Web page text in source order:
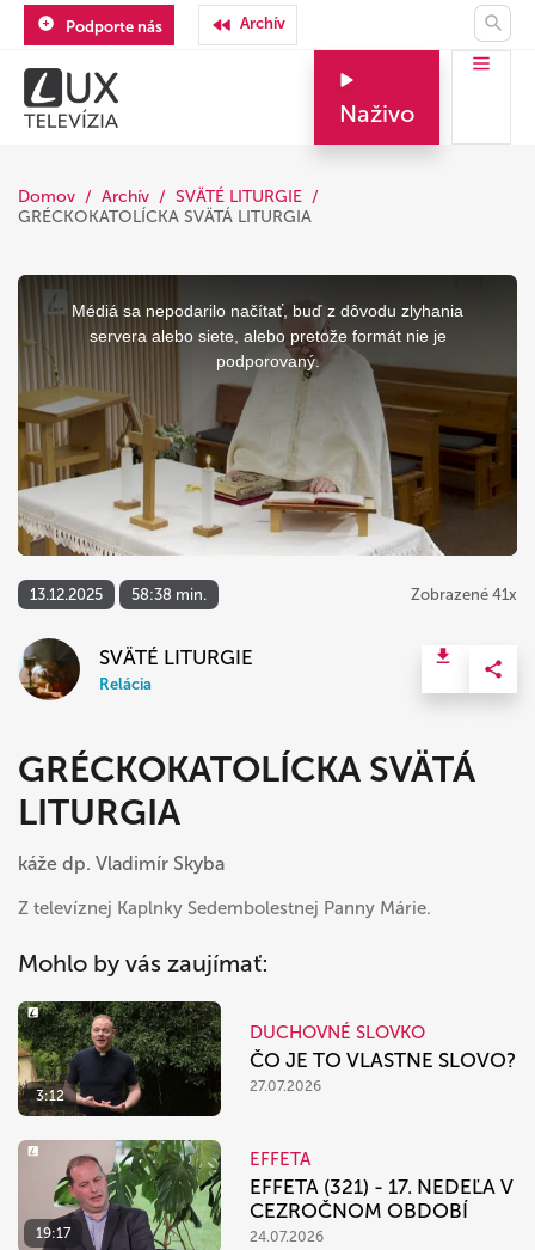
Podporte nás Archív
Naživo
Domov Archív
SVÄTÉ LITURGIE
GRÉCKOKATOLÍCKA SVÄTÁ LITURGIA
This
modal
Médiá sa nepodarilo načítať, buď z dôvodu zlyhania
servera alebo siete, alebo pretože formát nie je
podporovaný.
13.12.2025 58:38 min. Zobrazené 41x
SVÄTÉ LITURGIE
Relácia
GRÉCKOKATOLÍCKA SVÄTÁ
LITURGIA
káže dp. Vladimír Skyba
Z televíznej Kaplnky Sedembolestnej Panny Márie.
Mohlo by vás zaujímať:
3:12
DUCHOVNÉ SLOVKO
ČO JE TO VLASTNE SLOVO?
27.07.2026
19:17
EFFETA
EFFETA (321) - 17. NEDEĽA V
CEZROČNOM OBDOBÍ
24.07.2026